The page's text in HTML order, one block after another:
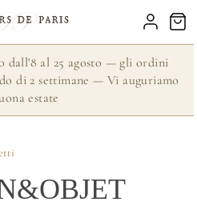
dall'8 al 25 agosto — gli ordini
di 2 settimane — Vi auguriamo
estate